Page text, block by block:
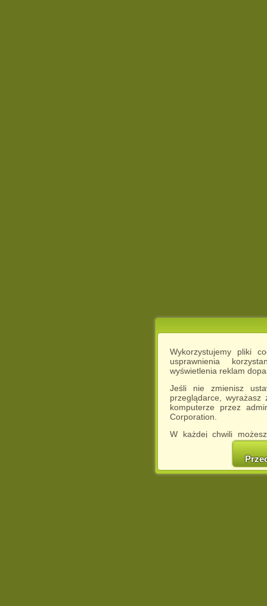
Wykorzystujemy pliki
usprawnienia
wyświetlenia reklam
Jeśli nie zmienisz
przeglądarce,
komputerze przez
Corporation.
W każdej chwili
cookies w swojej
w naszej
http://chomikuj.pl/